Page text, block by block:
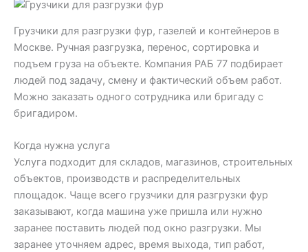
Грузчики для разгрузки фур, газелей и контейнеров в
Москве. Ручная разгрузка, перенос, сортировка и
подъем груза на объекте. Компания РАБ 77 подбирает
людей под задачу, смену и фактический объем работ.
Можно заказать одного сотрудника или бригаду с
бригадиром.
Когда нужна услуга
Услуга подходит для складов, магазинов, строительных
объектов, производств и распределительных
площадок. Чаще всего грузчики для разгрузки фур
заказывают, когда машина уже пришла или нужно
заранее поставить людей под окно разгрузки. Мы
заранее уточняем адрес, время выхода, тип работ,